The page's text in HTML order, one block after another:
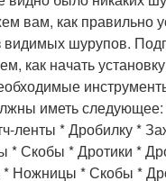
вам, как правильно
видимых шурупов.
как начать
иметь следующее:
ленты * Дробилку *
* Скобы * Дротики *
Ножницы * Скобы *